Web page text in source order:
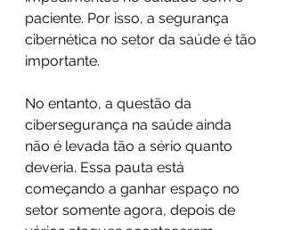
paciente. Por isso, a segurança
cibernética no setor da saúde é tão
importante.
No entanto, a questão da
cibersegurança na saúde ainda
não é levada tão a sério quanto
deveria. Essa pauta está
começando a ganhar espaço no
setor somente agora, depois de